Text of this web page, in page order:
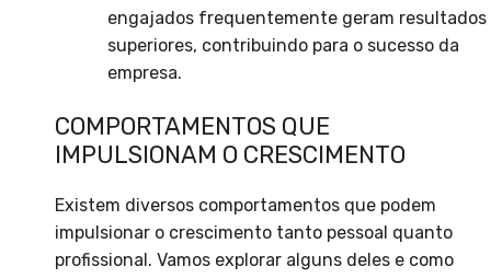
engajados frequentemente geram resultados
superiores, contribuindo para o sucesso da
empresa.
COMPORTAMENTOS QUE
IMPULSIONAM O CRESCIMENTO
Existem diversos comportamentos que podem
impulsionar o crescimento tanto pessoal quanto
profissional. Vamos explorar alguns deles e como